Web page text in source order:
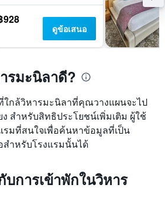
928
ดูข้อเสนอ
รมะนิลาดี?
ใกล้วิหารมะนิลาที่คุณวางแผนจะไป
สำหรับสิทธิประโยชน์เพิ่มเติม ผู้ใช้
รมที่สนใจเพื่อค้นหาข้อมูลที่เป็น
ำหรับโรงแรมนั้นได้
บการเข้าพักในวิหาร